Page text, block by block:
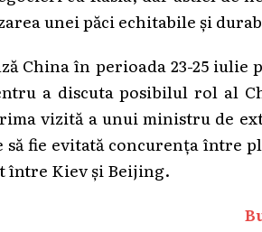
unei păci echitabile și
China în perioada 23-25 iulie
a discuta posibilul rol al
vizită a unui ministru de
să fie evitată concurența între
între Kiev și Beijing.